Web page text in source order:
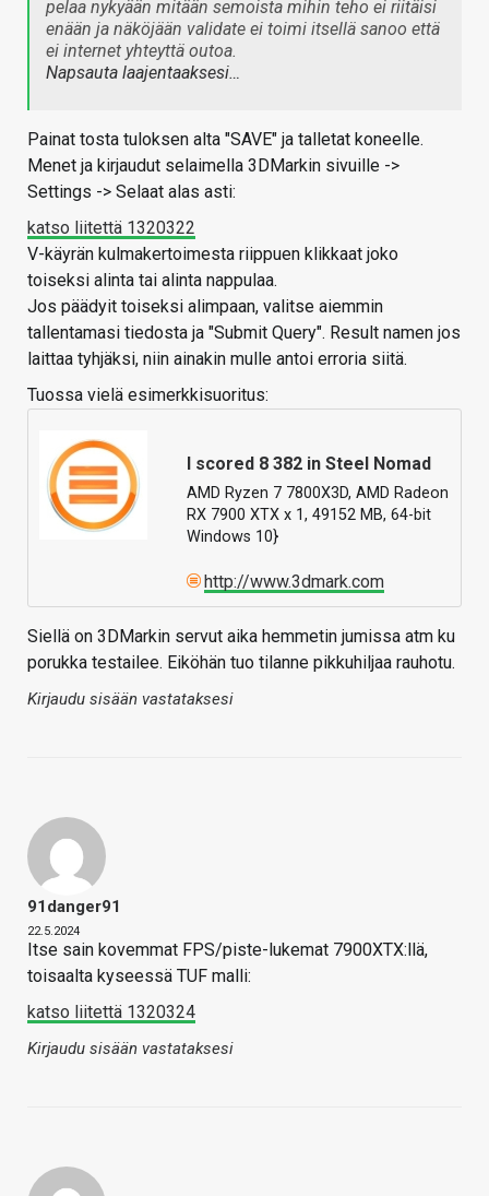
pelaa nykyään mitään semoista mihin teho ei riitäisi
enään ja näköjään validate ei toimi itsellä sanoo että
ei internet yhteyttä outoa.
Napsauta laajentaaksesi…
Painat tosta tuloksen alta "SAVE" ja talletat koneelle.
Menet ja kirjaudut selaimella 3DMarkin sivuille ->
Settings -> Selaat alas asti:
katso liitettä 1320322
V-käyrän kulmakertoimesta riippuen klikkaat joko
toiseksi alinta tai alinta nappulaa.
Jos päädyit toiseksi alimpaan, valitse aiemmin
tallentamasi tiedosta ja "Submit Query". Result namen jos
laittaa tyhjäksi, niin ainakin mulle antoi erroria siitä.
Tuossa vielä esimerkkisuoritus:
I scored 8 382 in Steel Nomad
AMD Ryzen 7 7800X3D, AMD Radeon
RX 7900 XTX x 1, 49152 MB, 64-bit
Windows 10}
http://www.3dmark.com
Siellä on 3DMarkin servut aika hemmetin jumissa atm ku
porukka testailee. Eiköhän tuo tilanne pikkuhiljaa rauhotu.
Kirjaudu sisään vastataksesi
91danger91
22.5.2024
Itse sain kovemmat FPS/piste-lukemat 7900XTX:llä,
toisaalta kyseessä TUF malli:
katso liitettä 1320324
Kirjaudu sisään vastataksesi